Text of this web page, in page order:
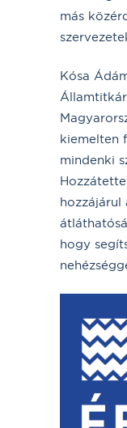
más
Kósa
kiemelten
mindenki
hozzájárul
hogy